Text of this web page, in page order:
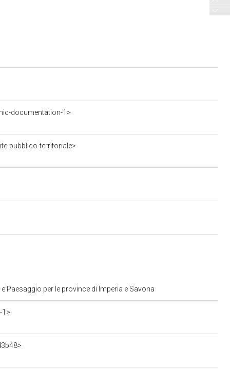
documentation-1>
pubblico-territoriale>
Paesaggio per le province di Imperia e Savona